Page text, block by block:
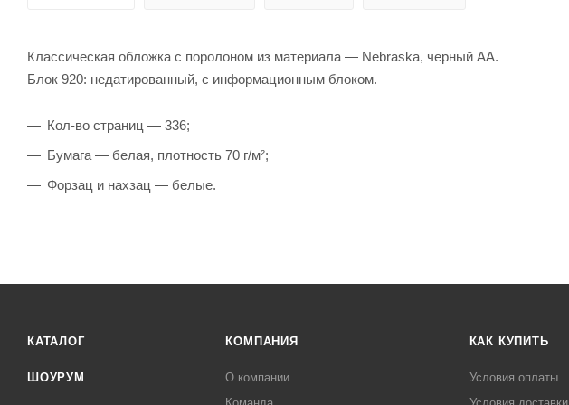
Классическая обложка с поролоном из материала — Nebraska, черный АА.
Блок 920: недатированный, с информационным блоком.
Кол-во страниц — 336;
Бумага — белая, плотность 70 г/м²;
Форзац и нахзац — белые.
КАТАЛОГ
ШОУРУМ
КОМПАНИЯ
О компании
КАК КУПИТЬ
Условия оплаты